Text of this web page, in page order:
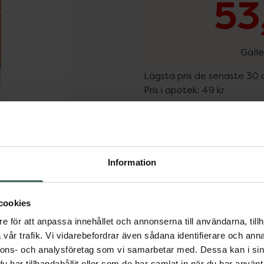
Information
för att anpassa innehållet och annonserna till användarna,
trafik. Vi vidarebefordrar även sådana identifierare och
och analysföretag som vi samarbetar med. Dessa kan i
Lägsta pris de senaste 30
Pris i apotek: 49 kr
Utgått ur sortimentet.
något av våra fysiska
Dölj
extra utsatta områden
är lätt att ta med,
Använd solstift som
Oparfymerad.